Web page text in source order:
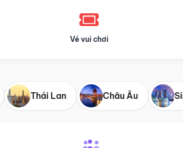
Vé vui chơi
Thái Lan Châu Âu